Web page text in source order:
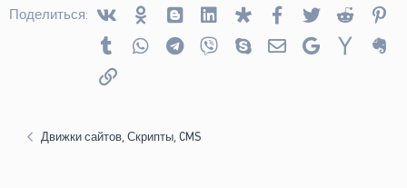
Поделиться: VkontakteOdnoklassniki
Blogger Linked InDiasporaFacebook
TwitterReddit
Tumblr WhatsAppTelegram
Viber SkypeЭлектронная почта
Google Yahoo
Ссылка
Движки сайтов, Скрипты, CMS